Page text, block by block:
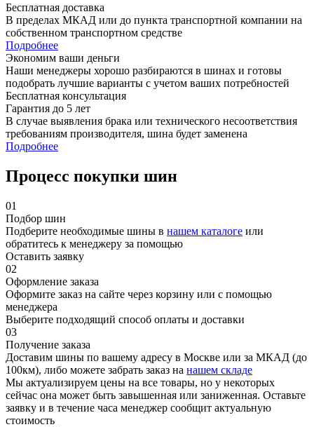
Бесплатная доставка
В пределах МКАД или до пункта транспортной компании на
собственном транспортном средстве
Подробнее
Экономим ваши деньги
Наши менеджеры хорошо разбираются в шинах и готовы
подобрать лучшие варианты с учетом ваших потребностей
Бесплатная консультация
Гарантия до 5 лет
В случае выявления брака или технического несоответствия
требованиям производителя, шина будет заменена
Подробнее
Процесс покупки шин
01
Подбор шин
Подберите необходимые шины в нашем каталоге или
обратитесь к менеджеру за помощью
Оставить заявку
02
Оформление заказа
Оформите заказ на сайте через корзину или с помощью
менеджера
Выберите подходящий способ оплаты и доставки
03
Получение заказа
Доставим шины по вашему адресу в Москве или за МКАД (до
100км), либо можете забрать заказ на нашем складе
Мы актуализируем цены на все товары, но у некоторых
сейчас она может быть завышенная или заниженная. Оставьте
заявку и в течение часа менеджер сообщит актуальную
стоимость